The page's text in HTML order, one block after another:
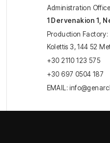
Administration
1 Dervenakion 1,
Production Factory:
Kolettis 3, 144 52
+30 2110 123 575
+30 697 0504 187
EMAIL: